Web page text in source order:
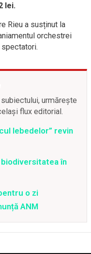
lei.
Rieu a susținut la
orchestrei
urmărește
flux editorial.
lebedelor” revin
în
o zi
ANM